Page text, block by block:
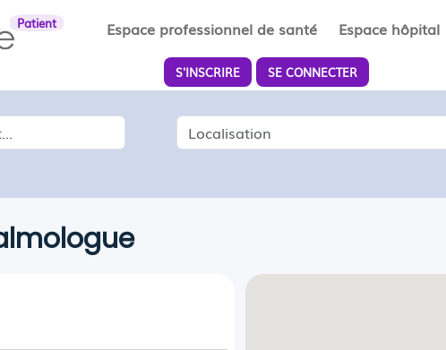
Patient Espace professionnel de santé Espace hôpital
S'INSCRIRE SE CONNECTER
Localisation